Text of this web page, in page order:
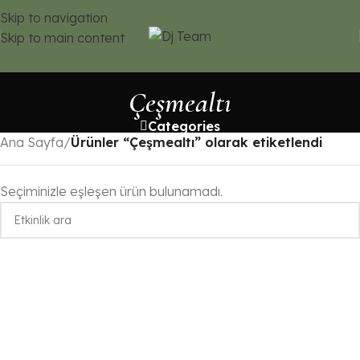
Skip to navigation
Skip to main content
Çeşmealtı
Categories
Ana Sayfa/Ürünler “Çeşmealtı” olarak etiketlendi
Seçiminizle eşleşen ürün bulunamadı.